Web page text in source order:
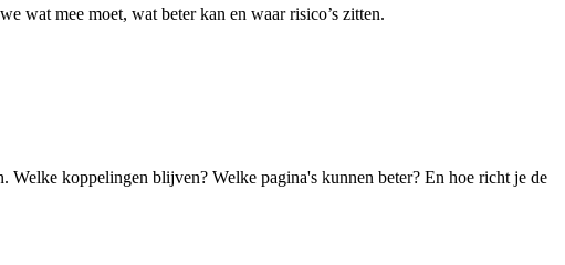
wat mee moet, wat beter kan en waar risico’s zitten.
Welke koppelingen blijven? Welke pagina's kunnen beter? En hoe richt je de